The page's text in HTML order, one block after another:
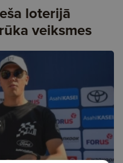
loterijā
veiksmes